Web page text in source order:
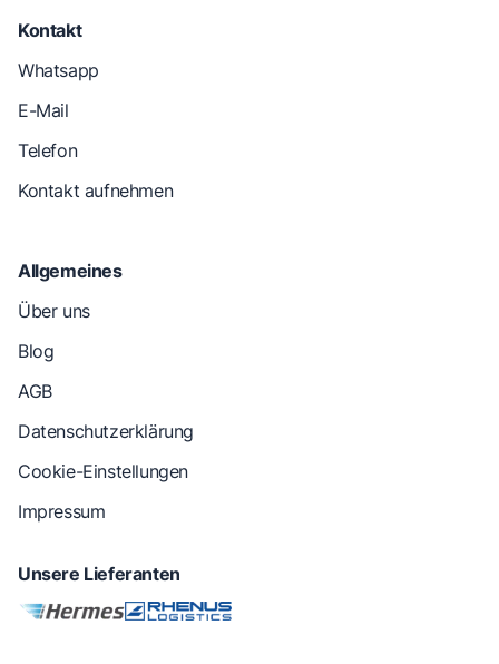
Kontakt
Whatsapp
E-Mail
Telefon
Kontakt aufnehmen
Allgemeines
Über uns
Blog
AGB
Datenschutzerklärung
Cookie-Einstellungen
Impressum
Unsere Lieferanten